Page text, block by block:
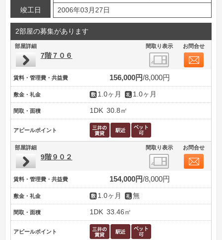
竣工日
2006年03月27日
2部屋の募集があります
部屋詳細 間取り表示 お問合せ
7階７０６
賃料・管理費・共益費 156,000円 8,000円
敷金・礼金 1.0ヶ月 1.0ヶ月
間取・面積 1DK 30.8㎡
アピールポイント
部屋詳細 間取り表示 お問合せ
9階９０２
賃料・管理費・共益費 154,000円 8,000円
敷金・礼金 1.0ヶ月 無
間取・面積 1DK 33.46㎡
アピールポイント